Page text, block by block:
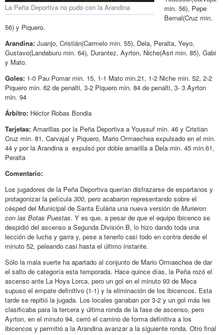
La Peña Deportiva no pudo con la Arandina
min. 56), Pepe
Bernal(Cruz min.
56) y Piquero.
Arandina: Juanjo, Cristián(Carmelo min. 55), Dela, Peralta, Yeyo,
Gustavo(Landaburu min. 64), Durantez, Ayrton, Niche(Asri min. 85), Gabi
y Mato.
Goles: 1-0 Pau Pomar min. 15, 1-1 Mato min.21, 1-2 Niche min. 52, 2-2
Piquero min. 62 de penalti, 3-2 Piquero min. 84 de penalti, 3- 3 Ayrton
min. 94
Árbitro: Héctor Robas Bondia
Tarjetas: Amarillas por la Peña Deportiva a Youssuf min. 46 y Cristian
Cruz min. 81, Carvajal y Piquero, Mario Ormaechea expulsado en el min.
44 y por la Arandina a expulsó por doble amarilla a Dela min. 45 min.61,
Peralta
Comentario:
Los jugadores de la Peña Deportiva querían disfrazarse de espartanos y
protagonizar la película 300, pero acabaron representando sobre el
césped del Municipal de Santa Eulària una nueva versión de Murieron
con las Botas Puestas. Y es que, a pesar de que el equipo ibicenco se
despidió del ascenso a Segunda División B, lo hizo dando toda una
lección de lucha y garra y, pese a tenerlo casi todo en contra desde el
minuto 52, peleando casi hasta el último instante.
Sólo la mala suerte ha apartado al conjunto de Mario Ormaechea de dar
el salto de categoría esta temporada. Hace quince días, la Peña rozó el
ascenso ante La Hoya Lorca, pero un gol en el minuto 93 de Meca
supuso el empate definitivo (1-1) y la eliminación de los ibicencos. Esta
tarde se repitió la jugada. Los locales ganaban por 3-2 y un gol más les
clasificaba para la tercera y última ronda de la fase de ascenso, pero
Ayrton, en el minuto 94, cerró el camino de forma definitiva a los
ibicencos y permitió a la Arandina avanzar a la siguiente ronda. Otro final